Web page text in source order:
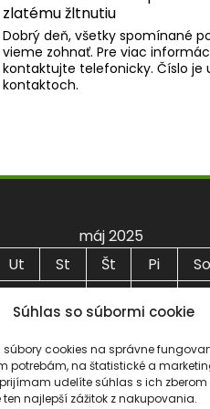
Súhlas so súbormi cookie
cookies na správne
potrebám, na štatistické a
udelíte súhlas s ich
najlepší zážitok z nakupovania.
zlatému žltnutiu
Dobrý deň, všetky spomínané
vieme zohnať. Pre viac
kontaktujte telefonicky. Číslo je
kontaktoch.
máj 2025
Ut St Št Pi So
13 14 15 16 17
20 21 22 23 24